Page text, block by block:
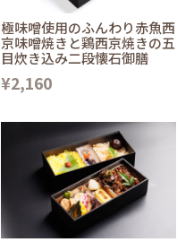
極味噌使用のふんわり赤魚西
京味噌焼きと鶏西京焼きの五
目炊き込み二段懐石御膳
¥2,160